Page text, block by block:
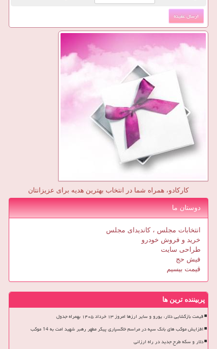
کارکادو، همراه شما در انتخاب بهترین هدیه برای عزیزانتان
دوستان ما
انتخابات مجلس ، کاندیدای مجلس
خرید و فروش خودرو
طراحی سایت
فیش حج
قیمت بیسیم
پربیننده ترین ها
قیمت بازگشایی دلار، یورو و سایر ارزها امروز ۱۳ خرداد ۱۴۰۵ بهمراه جدول
افزایش موکب های بانک سپه در مراسم خاکسپاری پیکر مطهر رهبر شهید امت به 14 موکب
دلار و سکه طرح جدید در راه ارزانی